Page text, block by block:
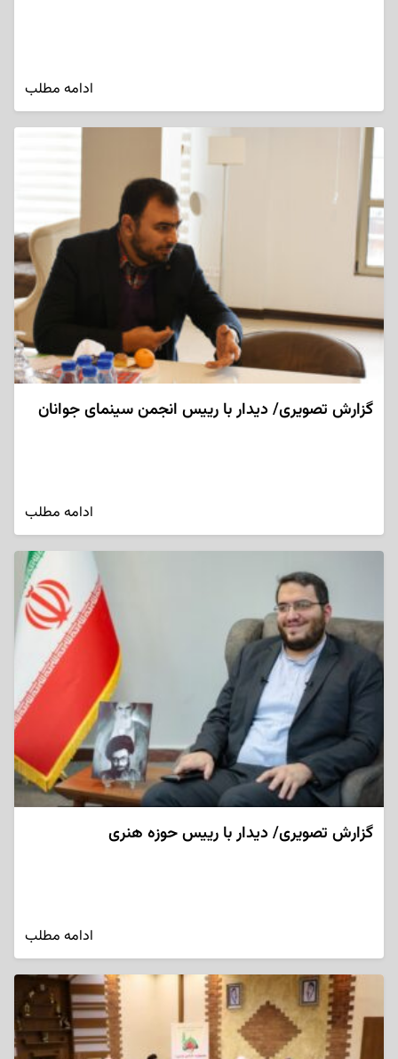
ادامه مطلب
گزارش تصویری/ دیدار با رییس انجمن سینمای جوانان
ادامه مطلب
گزارش تصویری/ دیدار با رییس حوزه هنری
ادامه مطلب